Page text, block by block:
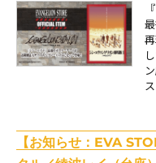
【お知らせ：EVA